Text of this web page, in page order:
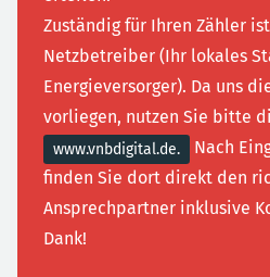
Zuständig für Ihren Zähler
Netzbetreiber (Ihr lokales
Energieversorger). Da uns
vorliegen, nutzen Sie bitte
www.vnbdigital.de.
Nach
finden Sie dort direkt den
Ansprechpartner inklusive
Dank!